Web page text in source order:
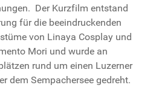
Der Kurzfilm entstand
für die beeindruckenden
von Linaya Cosplay und
Mori und wurde an
rund um einen Luzerner
dem Sempachersee gedreht.